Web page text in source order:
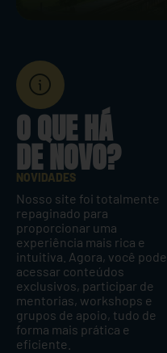
O QUE HÁ
DE NOVO?
NOVIDADES
Nosso site foi totalmente
repaginado para
proporcionar uma
experiência mais rica e
intuitiva. Agora, você pode
acessar conteúdos
exclusivos, participar de
mentorias, workshops e
grupos de apoio, tudo de
forma mais prática e
eficiente.